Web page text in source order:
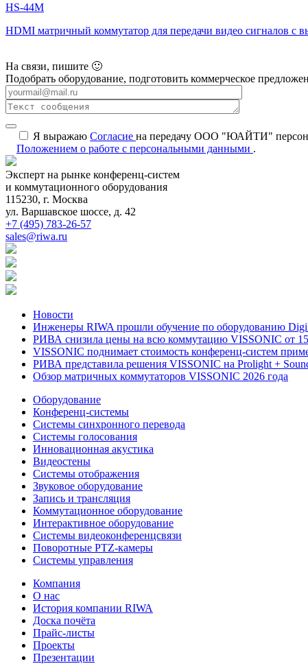
HS-44M
HDMI матричный коммутатор для передачи видео сигналов с
На связи, пишите 🙂
Подобрать оборудование, подготовить коммерческое
Я выражаю Согласие на передачу ООО "ЮАЙТИ"
Положением о работе с персональными данными .
Эксперт на рынке конференц-систем
и коммутационного оборудования
115230, г. Москва
ул. Варшавское шоссе, д. 42
+7 (495) 783-26-57
sales@riwa.ru
Новости
Инженеры RIWA прошли обучение по оборудованию
РИВА снизила цены на всю коммутацию VISSONIC от
VISSONIC поднимает стоимость конференц-систем
РИВА представила решения VISSONIC на Prolight +
Обзор матричных коммутаторов VISSONIC 2026 года
Оборудование
Конференц-системы
Системы синхронного перевода
Системы голосования
Инновационная акустика
Видеостены
Системы отображения
Звуковое оборудование
Запись и трансляция
Коммутационное оборудование
Интерактивное оборудование
Системы видеоконференцсвязи
Поворотные PTZ-камеры
Системы управления
Компания
О нас
История компании RIWA
Доска почёта
Прайс-листы
Проекты
Презентации